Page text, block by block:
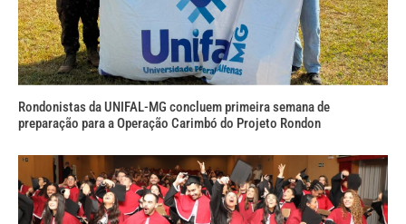
Rondonistas da UNIFAL-MG concluem primeira semana de
preparação para a Operação Carimbó do Projeto Rondon